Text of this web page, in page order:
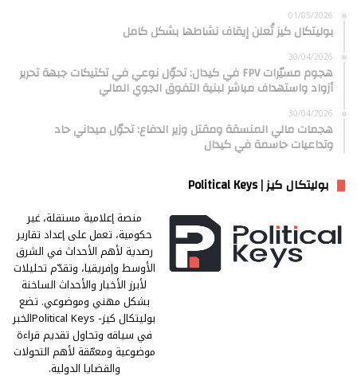
01/05/2026
بوليتكال كيز تُعلن إيقاف نشاطها بشكل كامل
30/04/2026
هجوم مسيّرات FPV في كيدال: تحوّل نوعي في تكتيكات جبهة تحرير
أزواد واستهداف مباشر لبنية التفوق الجوي المالي
30/04/2026
هجمات مالي المنسقة ومقتل وزير الدفاع: تحوّل ميداني حاد
وتداعيات حاسمة في كيدال
بوليتكال كيز | Political Keys
منصة إعلامية مستقلة، غير
حكومية، تعمل على إعداد تقارير
رصدية لأهم الأحداث في الشرق
الأوسط وإفريقيا، وتقدّم تحليلات
لأبرز الأخبار والأحداث الساخنة
بشكل مهني وموضوعي. تضع
بوليتكال كيز- Political Keysالخبر
في سياقه وتحاول تقديم قراءة
موضوعية ومعمّقة لأهم التحولات
والقضايا الدولية.